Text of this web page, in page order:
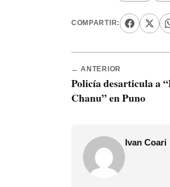
COMPARTIR:
← ANTERIOR
Policía desarticula a
Chanu” en Puno
Ivan Coari